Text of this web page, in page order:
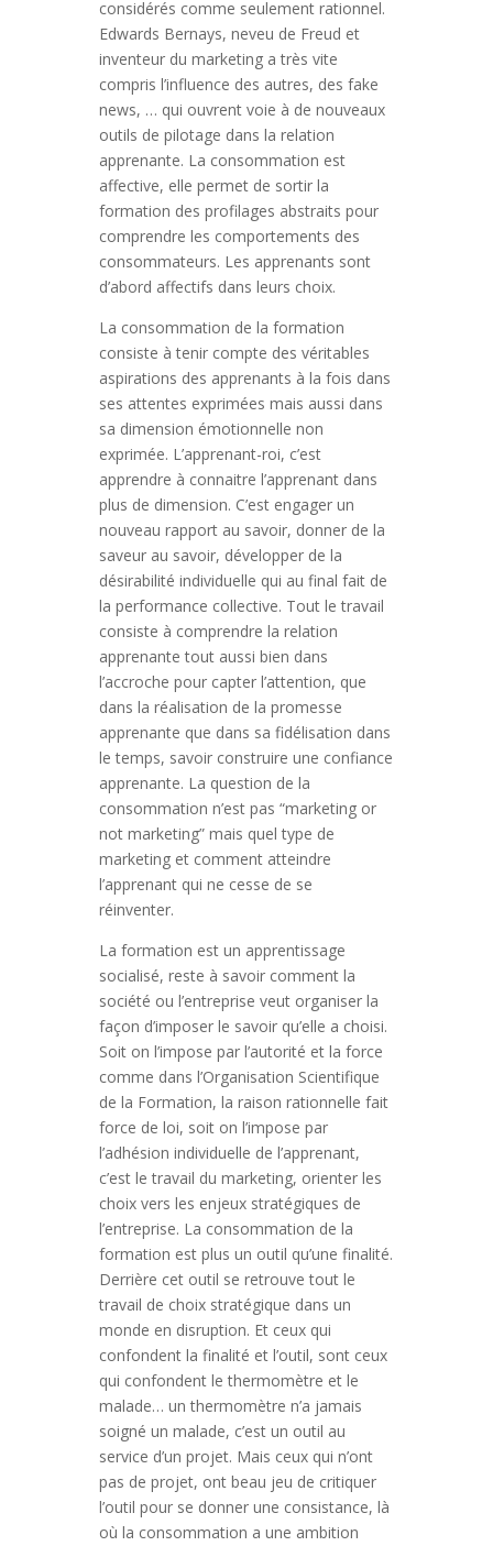
considérés comme seulement rationnel.
Edwards Bernays, neveu de Freud et
inventeur du marketing a très vite
compris l’influence des autres, des fake
news, … qui ouvrent voie à de nouveaux
outils de pilotage dans la relation
apprenante. La consommation est
affective, elle permet de sortir la
formation des profilages abstraits pour
comprendre les comportements des
consommateurs. Les apprenants sont
d’abord affectifs dans leurs choix.
La consommation de la formation
consiste à tenir compte des véritables
aspirations des apprenants à la fois dans
ses attentes exprimées mais aussi dans
sa dimension émotionnelle non
exprimée. L’apprenant-roi, c’est
apprendre à connaitre l’apprenant dans
plus de dimension. C’est engager un
nouveau rapport au savoir, donner de la
saveur au savoir, développer de la
désirabilité individuelle qui au final fait de
la performance collective. Tout le travail
consiste à comprendre la relation
apprenante tout aussi bien dans
l’accroche pour capter l’attention, que
dans la réalisation de la promesse
apprenante que dans sa fidélisation dans
le temps, savoir construire une confiance
apprenante. La question de la
consommation n’est pas “marketing or
not marketing” mais quel type de
marketing et comment atteindre
l’apprenant qui ne cesse de se
réinventer.
La formation est un apprentissage
socialisé, reste à savoir comment la
société ou l’entreprise veut organiser la
façon d’imposer le savoir qu’elle a choisi.
Soit on l’impose par l’autorité et la force
comme dans l’Organisation Scientifique
de la Formation, la raison rationnelle fait
force de loi, soit on l’impose par
l’adhésion individuelle de l’apprenant,
c’est le travail du marketing, orienter les
choix vers les enjeux stratégiques de
l’entreprise. La consommation de la
formation est plus un outil qu’une finalité.
Derrière cet outil se retrouve tout le
travail de choix stratégique dans un
monde en disruption. Et ceux qui
confondent la finalité et l’outil, sont ceux
qui confondent le thermomètre et le
malade… un thermomètre n’a jamais
soigné un malade, c’est un outil au
service d’un projet. Mais ceux qui n’ont
pas de projet, ont beau jeu de critiquer
l’outil pour se donner une consistance, là
où la consommation a une ambition